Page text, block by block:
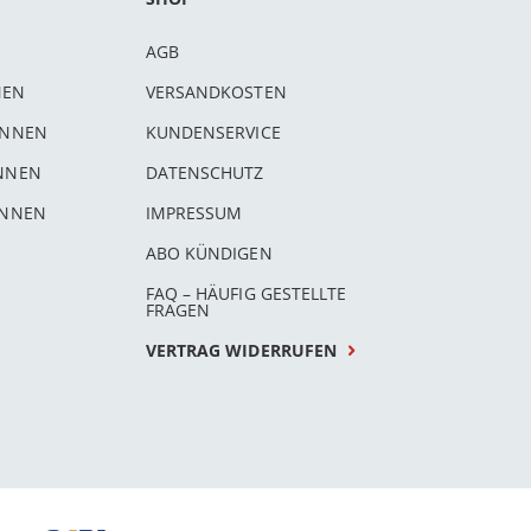
AGB
VERSANDKOSTEN
KUNDENSERVICE
DATENSCHUTZ
IMPRESSUM
ABO KÜNDIGEN
FAQ – HÄUFIG GESTELLTE
FRAGEN
VERTRAG WIDERRUFEN